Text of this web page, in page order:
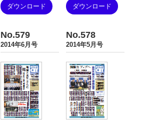
ダウンロード ダウンロード
No.579
2014年6月号
No.578
2014年5月号